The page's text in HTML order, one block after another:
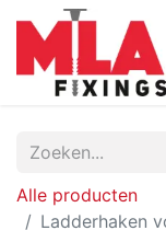
Alle producten
Ladderhaken